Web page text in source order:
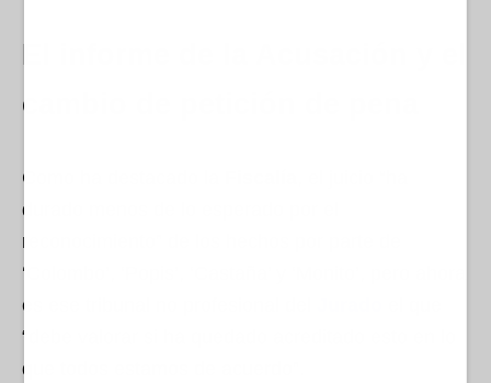
El informe de la Acusación y el
cambio de petición de pena
Como ha destacado la
durado menos de lo esperado por el
reconocimiento” de los hechos por parte de
‘Colombo’, ‘Popis’, ‘Castaña’ y ‘Monito’, pero ahora
es ese tribunal no profesional del
“debe valorar si ha quedado acreditado esto en lo
que todos estamos de acuerdo”.